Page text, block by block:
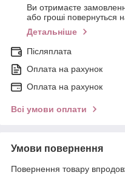
Ви отримаєте
або гроші повернуться
Детальніше
Післяплата
Оплата на рахунок
Оплата на рахунок
Всі умови оплати
Умови повернення
Повернення товару